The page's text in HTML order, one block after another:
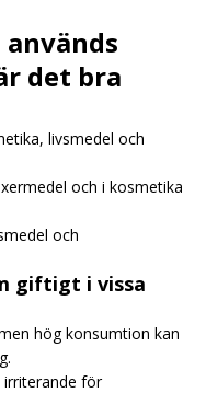
det bra
livsmedel och
och i kosmetika
och
giftigt i vissa
hög konsumtion kan
irriterande för